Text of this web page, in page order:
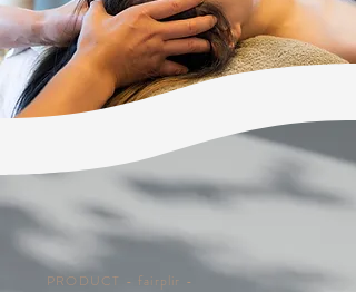
PRODUCT - fairplir -